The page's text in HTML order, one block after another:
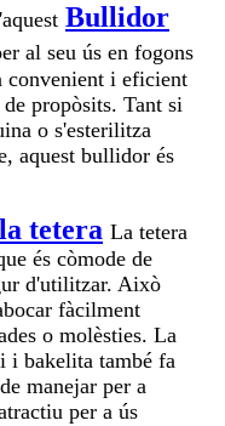
Bullidor
al seu ús en fogons
convenient i eficient
propòsits. Tant si
o s'esterilitza
aquest bullidor és
tetera La tetera
és còmode de
d'utilitzar. Això
fàcilment
o molèsties. La
i bakelita també fa
manejar per a
per a ús